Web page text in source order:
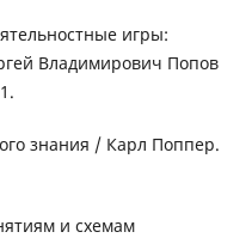
игры:
Владимирович Попов
знания / Карл Поппер.
и схемам